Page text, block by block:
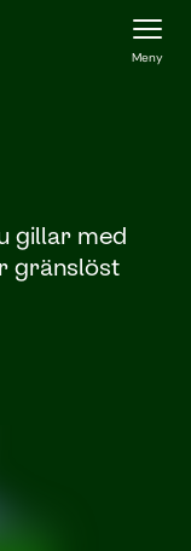
Meny
gillar med
gränslöst